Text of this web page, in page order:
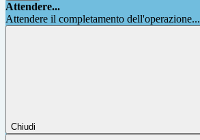
Attendere...
Attendere il completamento dell'operazione...
Chiudi